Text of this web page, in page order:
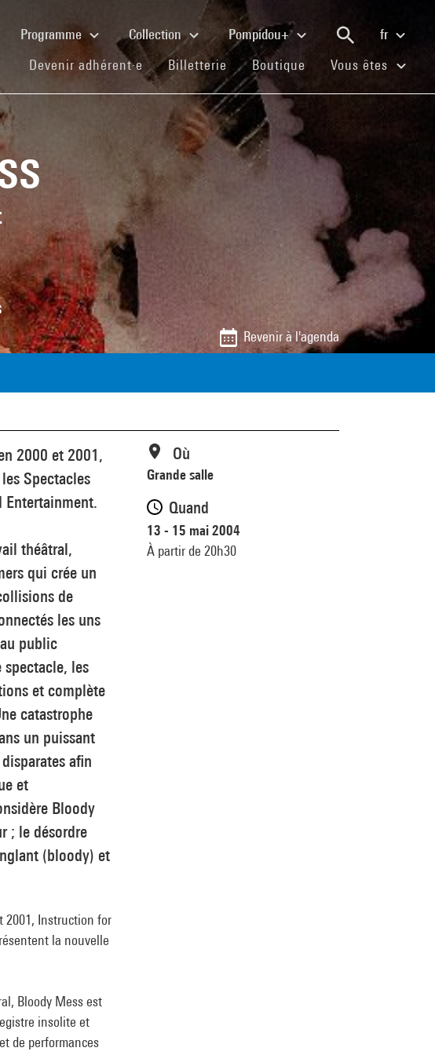
Programme Collection Pompidou+
fr
Devenir adhérent·e (current)
Billetterie (current)
Boutique (current)
Vous êtes
Revenir à l'agenda
2000 et 2001,
Spectacles
Entertainment.
théâtral,
qui crée un
de
les uns
public
les
et complète
catastrophe
un puissant
afin
et
Bloody
; le désordre
(bloody) et
2001, Instruction for
la nouvelle
Bloody Mess est
insolite et
de performances
Où
Grande salle
Quand
13 - 15 mai 2004
À partir de 20h30